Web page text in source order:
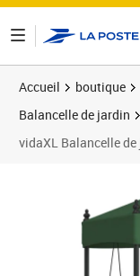
Accueil boutique
Balancelle de jardin
vidaXL Balancelle